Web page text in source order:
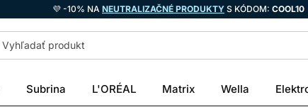
💜 -10% NA NEUTRALIZAČNÉ PRODUKTY S KÓDOM: COOL10
Subrina L'ORÉAL Matrix Wella